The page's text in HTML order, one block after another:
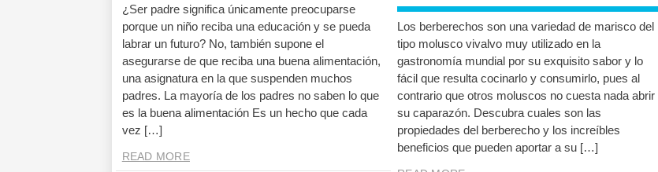
¿Ser padre significa únicamente preocuparse
porque un niño reciba una educación y se pueda
labrar un futuro? No, también supone el
asegurarse de que reciba una buena alimentación,
una asignatura en la que suspenden muchos
padres. La mayoría de los padres no saben lo que
es la buena alimentación Es un hecho que cada
vez […]
READ MORE
Los berberechos son una variedad de marisco del
tipo molusco vivalvo muy utilizado en la
gastronomía mundial por su exquisito sabor y lo
fácil que resulta cocinarlo y consumirlo, pues al
contrario que otros moluscos no cuesta nada abrir
su caparazón. Descubra cuales son las
propiedades del berberecho y los increíbles
beneficios que pueden aportar a su […]